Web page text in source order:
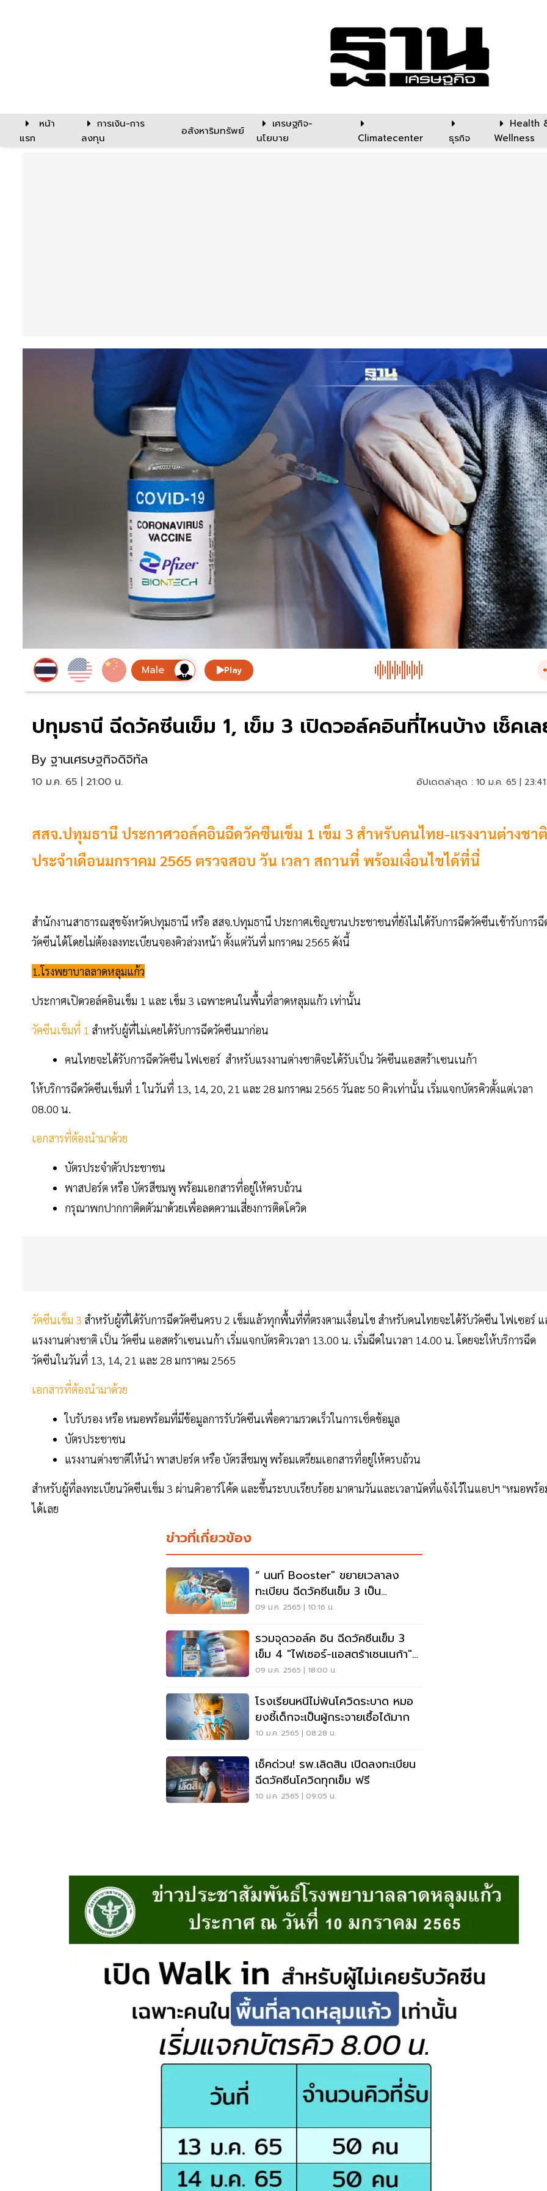
หน้า
แรก
การเงิน-การ
ลงทุน
อสังหาริมทรัพย์
เศรษฐกิจ-
นโยบาย
Climatecenter ธุรกิจ
Health
Wellness
Play
ปทุมธานี ฉีดวัคซีนเข็ม 1, เข็ม 3 เปิดวอล์คอินที่ไหนบ้าง เช็คเ
By ฐานเศรษฐกิจดิจิทัล
10 ม.ค. 65 | 21:00 น. อัปเดตล่าสุด : 10 ม.ค. 65 |
สสจ.ปทุมธานี ประกาศวอล์คอินฉีดวัคซีนเข็ม 1 เข็ม 3 สำหรับคนไทย-แรงงานต่างชาติ
ประจำเดือนมกราคม 2565 ตรวจสอบ วัน เวลา สถานที่ พร้อมเงื่อนไขได้ที่นี่
สำนักงานสาธารณสุขจังหวัดปทุมธานี หรือ สสจ.ปทุมธานี ประกาศเชิญชวนประชาชนที่ยังไม่ได้รับการฉีดวัคซีนเข้ารับการฉี
วัคซีนได้โดยไม่ต้องลงทะเบียนจองคิวล่วงหน้า ตั้งแต่วันที่ มกราคม 2565 ดังนี้
1.โรงพยาบาลลาดหลุมแก้ว
ประกาศเปิดวอล์คอินเข็ม 1 และ เข็ม 3 เฉพาะคนในพื้นที่ลาดหลุมแก้ว เท่านั้น
วัคซีนเข็มที่ 1 สำหรับผู้ที่ไม่เคยได้รับการฉีดวัคซีนมาก่อน
คนไทยจะได้รับการฉีดวัคซีน ไฟเซอร์ สำหรับแรงงานต่างชาติจะได้รับเป็น วัคซีนแอสตร้าเซนเนก้า
ให้บริการฉีดวัคซีนเข็มที่ 1 ในวันที่ 13, 14, 20, 21 และ 28 มกราคม 2565 วันละ 50 คิวเท่านั้น เริ่มแจกบัตรคิวตั้งแต่เวลา
08.00 น.
เอกสารที่ต้องนำมาด้วย
บัตรประจำตัวประชาชน
พาสปอร์ต หรือ บัตรสีชมพู พร้อมเอกสารที่อยู่ให้ครบถ้วน
กรุณาพกปากกาติดตัวมาด้วยเพื่อลดความเสี่ยงการติดโควิด
วัคซีนเข็ม 3 สำหรับผู้ที่ได้รับการฉีดวัคซีนครบ 2 เข็มแล้วทุกพื้นที่ที่ตรงตามเงื่อนไข สำหรับคนไทยจะได้รับวัคซีน ไฟเซอร์ แ
แรงงานต่างชาติ เป็น วัคซีน แอสตร้าเซนเนก้า เริ่มแจกบัตรคิวเวลา 13.00 น. เริ่มฉีดในเวลา 14.00 น. โดยจะให้บริการฉีด
วัคซีนในวันที่ 13, 14, 21 และ 28 มกราคม 2565
เอกสารที่ต้องนำมาด้วย
ใบรับรอง หรือ หมอพร้อมที่มีข้อมูลการรับวัคซีนเพื่อความรวดเร็วในการเช็คข้อมูล
บัตรประชาชน
แรงงานต่างชาติให้นำ พาสปอร์ต หรือ บัตรสีชมพู พร้อมเตรียมเอกสารที่อยู่ให้ครบถ้วน
สำหรับผู้ที่ลงทะเบียนวัคซีนเข็ม 3 ผ่านคิวอาร์โค้ด และขึ้นระบบเรียบร้อย มาตามวันและเวลานัดที่แจ้งไว้ในแอปฯ "หมอพร้
ได้เลย
ข่าวที่เกี่ยวข้อง
“ นนท์ Booster" ขยายเวลาลง
ทะเบียน ฉีดวัคซีนเข็ม 3 เป็น
AstraZeneca
09 ม.ค. 2565 | 10:16 น.
รวมจุดวอล์ค อิน ฉีดวัคซีนเข็ม 3
เข็ม 4 "ไฟเซอร์-แอสตร้าเซนเนก้า"
ชลบุรี ล่าสุด
09 ม.ค. 2565 | 18:00 น.
โรงเรียนหนีไม่พ้นโควิดระบาด หมอ
ยงชี้เด็กจะเป็นผู้กระจายเชื้อได้มาก
10 ม.ค. 2565 | 08:28 น.
เช็คด่วน! รพ.เลิดสิน เปิดลงทะเบียน
ฉีดวัคซีนโควิดทุกเข็ม ฟรี
10 ม.ค. 2565 | 09:05 น.